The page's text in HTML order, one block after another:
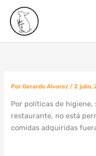
contenido
PorGerardo Alvarez /2 julio,
Por políticas de
restaurante, no está
comidas adquiridas